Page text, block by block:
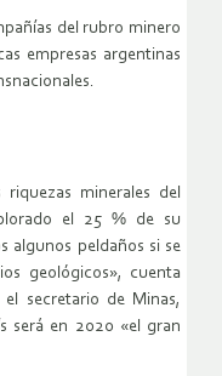
del rubro minero
empresas argentinas
minerales del
el 25 % de su
algunos peldaños si se
geológicos», cuenta
secretario de Minas,
será en 2020 «el gran